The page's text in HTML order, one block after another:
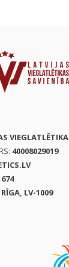
40008029019
LV-1009